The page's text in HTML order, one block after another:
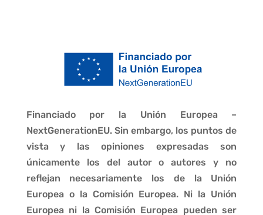
Financiado por la Unión Europea –
NextGenerationEU. Sin embargo, los puntos de
vista y las opiniones expresadas son
únicamente los del autor o autores y no
reflejan necesariamente los de la Unión
Europea o la Comisión Europea. Ni la Unión
Europea ni la Comisión Europea pueden ser